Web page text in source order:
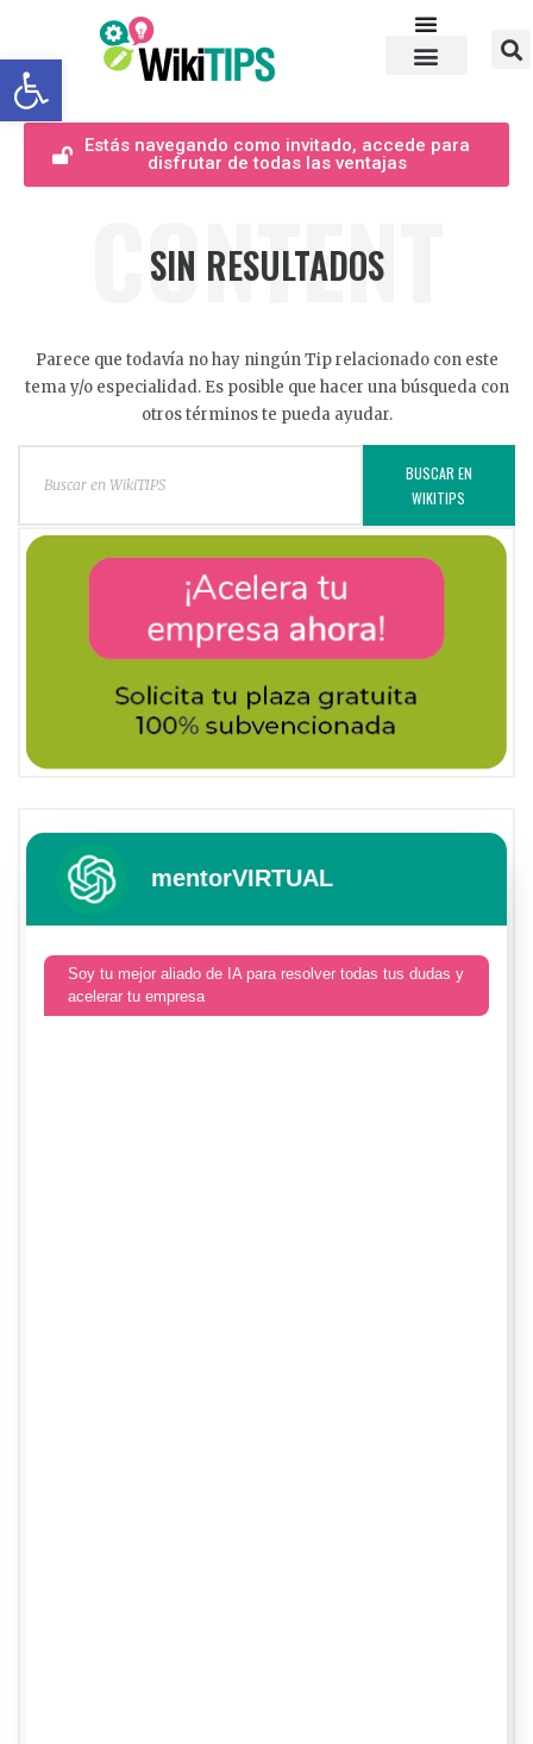
Abrir barra de herramientas
Estás navegando como invitado, accede para
disfrutar de todas las ventajas
CONTENT
SIN RESULTADOS
Parece que todavía no hay ningún Tip relacionado con este
tema y/o especialidad. Es posible que hacer una búsqueda con
otros términos te pueda ayudar.
BUSCAR EN
WIKITIPS
mentorVIRTUAL
Soy tu mejor aliado de IA para resolver todas tus dudas y
acelerar tu empresa